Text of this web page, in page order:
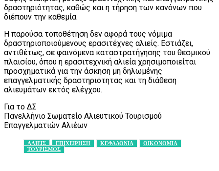
δραστηριότητας, καθώς και η τήρηση των κανόνων που
διέπουν την καθεμία.
Η παρούσα τοποθέτηση δεν αφορά τους νόμιμα
δραστηριοποιούμενους ερασιτέχνες αλιείς. Εστιάζει,
αντιθέτως, σε φαινόμενα καταστρατήγησης του θεσμικού
πλαισίου, όπου η ερασιτεχνική αλιεία χρησιμοποιείται
προσχηματικά για την άσκηση μη δηλωμένης
επαγγελματικής δραστηριότητας και τη διάθεση
αλιευμάτων εκτός ελέγχου.
Για το ΔΣ
Πανελλήνιο Σωματείο Αλιευτικού Τουρισμού
Επαγγελματιών Αλιέων
ΑΛΙΕΙΣ ΕΠΙΧΕΙΡΗΣΗ ΚΕΦΑΛΟΝΙΑ
ΟΙΚΟΝΟΜΙΑ
ΤΟΥΡΙΣΜΟΣ